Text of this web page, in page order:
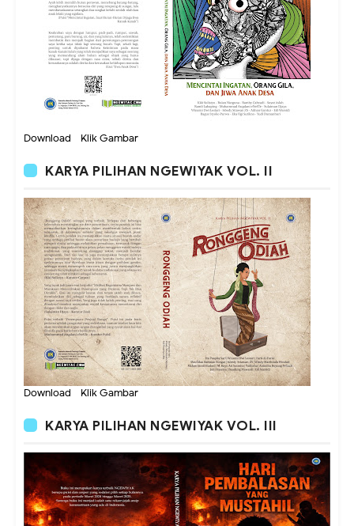
Download - Klik Gambar
KARYA PILIHAN NGEWIYAK VOL. II
Download - Klik Gambar
KARYA PILIHAN NGEWIYAK VOL. III